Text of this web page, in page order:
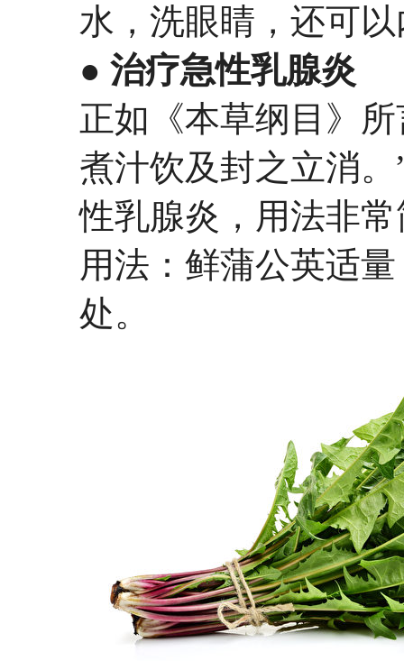
水，洗眼睛，还可
● 治疗急性乳腺炎
正如《本草纲目》
煮汁饮及封之立消
性乳腺炎，用法非
用法：鲜蒲公英适
处。